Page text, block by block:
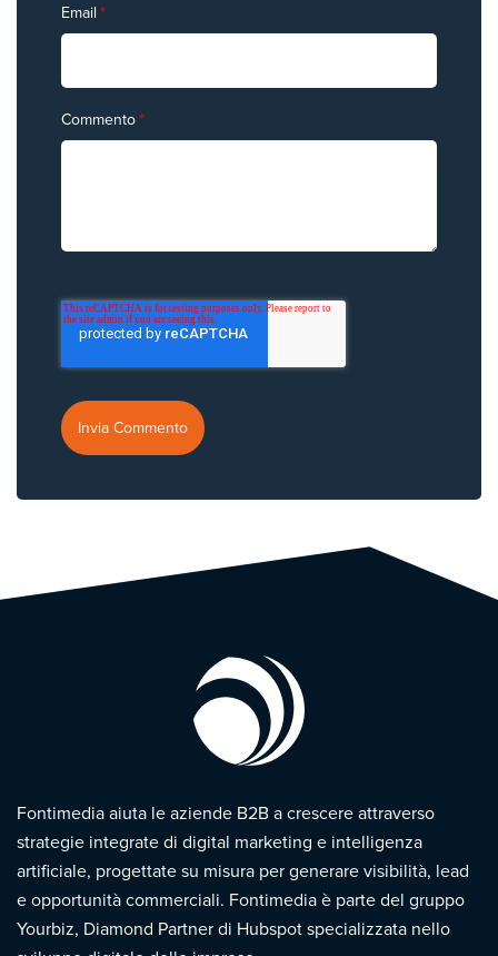
Email *
Commento*
Fontimedia aiuta le aziende B2B a crescere attraverso
strategie integrate di digital marketing e intelligenza
artificiale, progettate su misura per generare visibilità, lead
e opportunità commerciali. Fontimedia è parte del gruppo
Yourbiz, Diamond Partner di Hubspot specializzata nello